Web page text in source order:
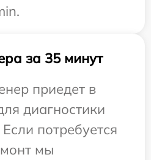
за 35 минут
приедет в
диагностики
потребуется
мы